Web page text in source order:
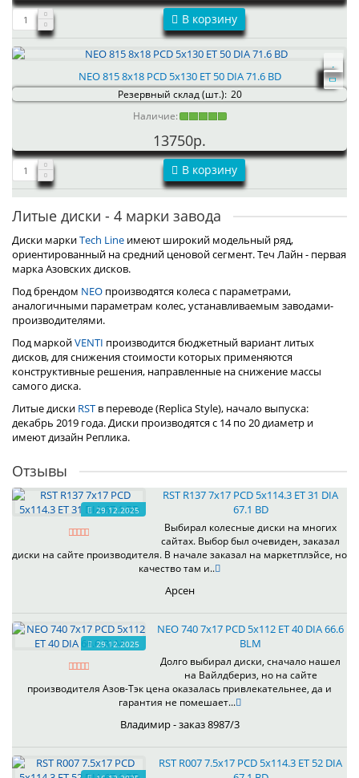
В корзину
NEO 815 8x18 PCD 5x130 ET 50 DIA 71.6 BD
Резервный склад (шт.): 20
Наличие:
13750р.
В корзину
Литые диски - 4 марки завода
Диски маркиTech Line имеют широкий модельный ряд,
ориентированный на средний ценовой сегмент. Теч Лайн - первая
марка Азовских дисков.
Под брендом NEO производятся колеса с параметрами,
аналогичными параметрам колес, устанавливаемым заводами-
производителями.
Под маркойVENTI производится бюджетный вариант литых
дисков, для снижения стоимости которых применяются
конструктивные решения, направленные на снижение массы
самого диска.
Литые диски RST в переводе (Replica Style), начало выпуска:
декабрь 2019 года. Диски производятся с 14 по 20 диаметр и
имеют дизайн Реплика.
Отзывы
29.12.2025
RST R137 7x17 PCD 5x114.3 ET 31 DIA
67.1 BD
Выбирал колесные диски на многих
сайтах. Выбор был очевиден, заказал
диски на сайте производителя. В начале заказал на маркетплэйсе, но
качество там и..
Арсен
29.12.2025
NEO 740 7x17 PCD 5x112 ET 40 DIA 66.6
BLM
Долго выбирал диски, сначало нашел
на Вайлдбериз, но на сайте
производителя Азов-Тэк цена оказалась привлекательнее, да и
гарантия не помешает...
Владимир - заказ 8987/3
RST R007 7.5x17 PCD 5x114.3 ET 52 DIA